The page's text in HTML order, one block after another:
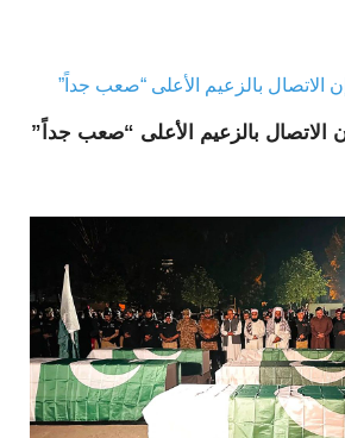
الاتصال بالزعيم الأعلى “صعب جداً”